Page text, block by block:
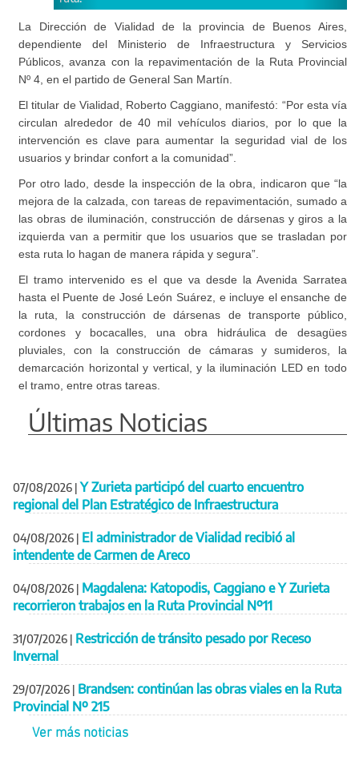
La Dirección de Vialidad de la provincia de Buenos Aires,
dependiente del Ministerio de Infraestructura y Servicios
Públicos, avanza con la repavimentación de la Ruta Provincial
Nº 4, en el partido de General San Martín.
El titular de Vialidad, Roberto Caggiano, manifestó: “Por esta vía
circulan alrededor de 40 mil vehículos diarios, por lo que la
intervención es clave para aumentar la seguridad vial de los
usuarios y brindar confort a la comunidad”.
Por otro lado, desde la inspección de la obra, indicaron que “la
mejora de la calzada, con tareas de repavimentación, sumado a
las obras de iluminación, construcción de dársenas y giros a la
izquierda van a permitir que los usuarios que se trasladan por
esta ruta lo hagan de manera rápida y segura”.
El tramo intervenido es el que va desde la Avenida Sarratea
hasta el Puente de José León Suárez, e incluye el ensanche de
la ruta, la construcción de dársenas de transporte público,
cordones y bocacalles, una obra hidráulica de desagües
pluviales, con la construcción de cámaras y sumideros, la
demarcación horizontal y vertical, y la iluminación LED en todo
el tramo, entre otras tareas.
Últimas Noticias
07/08/2026 | Y Zurieta participó del cuarto encuentro
regional del Plan Estratégico de Infraestructura
04/08/2026 | El administrador de Vialidad recibió al
intendente de Carmen de Areco
04/08/2026 | Magdalena: Katopodis, Caggiano e Y Zurieta
recorrieron trabajos en la Ruta Provincial Nº11
31/07/2026 | Restricción de tránsito pesado por Receso
Invernal
29/07/2026 | Brandsen: continúan las obras viales en la Ruta
Provincial Nº 215
Ver más noticias